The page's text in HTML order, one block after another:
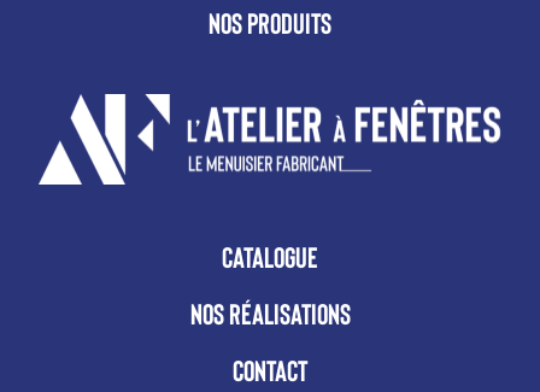
NOS PRODUITS
CATALOGUE
NOS RÉALISATIONS
CONTACT